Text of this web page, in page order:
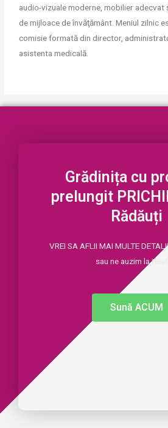
audio-vizuale moderne, mobilier
de mijloace de învăţământ. Meniul zilnic
comisie formată din director,
asistenta medicală.
Grădinița cu
prelungit
Rădăuți
VREI SA AFLII MAI MULTE
sau ne auzim la
Sună ACUM